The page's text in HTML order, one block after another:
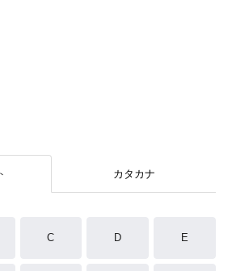
カタカナ
C D E